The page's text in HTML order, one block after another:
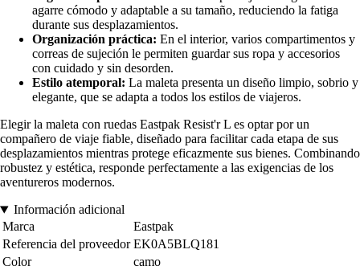
agarre cómodo y adaptable a su tamaño, reduciendo la fatiga
durante sus desplazamientos.
Organización práctica: En el interior, varios compartimentos y
correas de sujeción le permiten guardar sus ropa y accesorios
con cuidado y sin desorden.
Estilo atemporal: La maleta presenta un diseño limpio, sobrio y
elegante, que se adapta a todos los estilos de viajeros.
Elegir la maleta con ruedas Eastpak Resist'r L es optar por un
compañero de viaje fiable, diseñado para facilitar cada etapa de sus
desplazamientos mientras protege eficazmente sus bienes. Combinando
robustez y estética, responde perfectamente a las exigencias de los
aventureros modernos.
Información adicional
Marca
Eastpak
Referencia del proveedor EK0A5BLQ181
Color
camo